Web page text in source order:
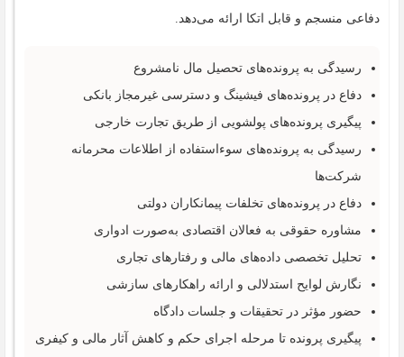
دفاعی منسجم و قابل اتکا ارائه می‌دهد.
رسیدگی به پرونده‌های تحصیل مال نامشروع
دفاع در پرونده‌های فیشینگ و دسترسی غیرمجاز بانکی
پیگیری پرونده‌های پولشویی از طریق تجارت خارجی
رسیدگی به پرونده‌های سوءاستفاده از اطلاعات محرمانه
شرکت‌ها
دفاع در پرونده‌های تخلفات پیمانکاران دولتی
مشاوره حقوقی به فعالان اقتصادی به‌صورت ادواری
تحلیل تخصصی داده‌های مالی و رفتارهای تجاری
نگارش لوایح استدلالی و ارائه راهکارهای سازشی
حضور مؤثر در تحقیقات و جلسات دادگاه
پیگیری پرونده تا مرحله اجرای حکم و کاهش آثار مالی و کیفری